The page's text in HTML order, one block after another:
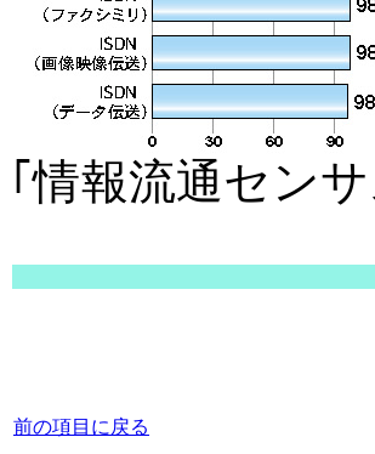
｢情報流通セン
前の項目に戻る